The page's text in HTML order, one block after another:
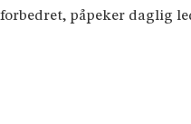
påpeker daglig